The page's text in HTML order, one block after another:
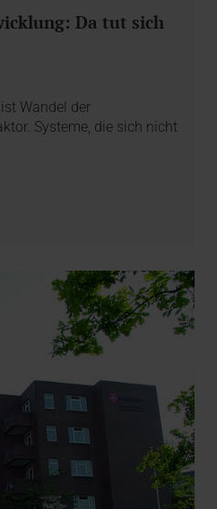
Da tut sich
Wandel der
Systeme, die sich nicht